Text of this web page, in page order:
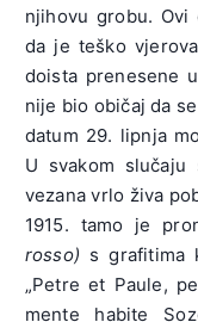
njihovu grobu. Ovi
da je teško
doista prenesene
nije bio običaj da
datum 29. lipnja
U svakom
vezana vrlo živa
1915. tamo je
rosso) s grafitima
„Petre et Paule,
mente habite